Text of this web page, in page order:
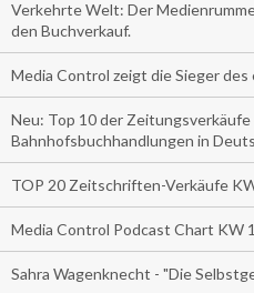
Verkehrte Welt: Der
den Buchverkauf.
Media Control zeigt die Sieger
Neu: Top 10 der
Bahnhofsbuchhandlungen in
TOP 20 Zeitschriften-Verkäufe
Media Control Podcast Chart KW
Sahra Wagenknecht - "Die